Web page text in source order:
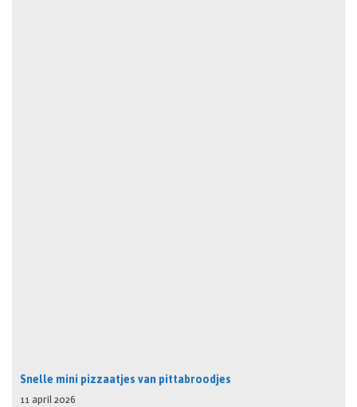
Snelle mini pizzaatjes van pittabroodjes
11 april 2026